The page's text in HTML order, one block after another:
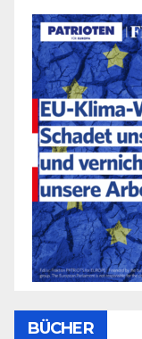
BÜCHER